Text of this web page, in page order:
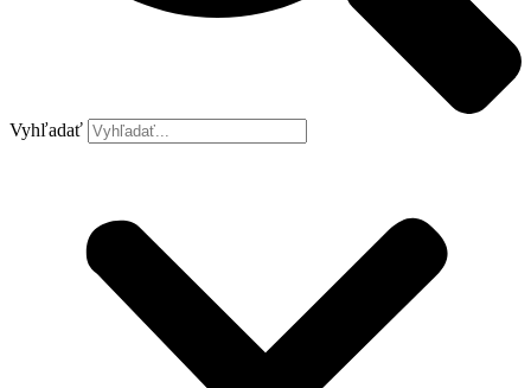
Vyhľadať